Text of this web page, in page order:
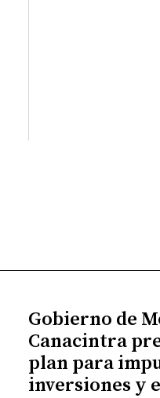
Gobierno de
Canacintra
plan para
inversiones y